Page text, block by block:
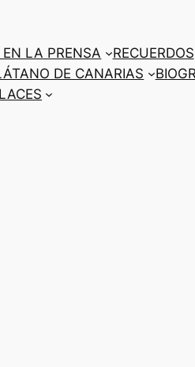
LA PRENSA RECUERDOS
DE CANARIAS